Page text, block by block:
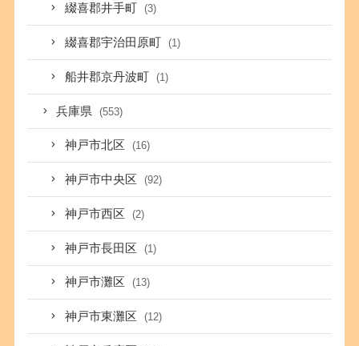
綴喜郡井手町 (3)
綴喜郡宇治田原町 (1)
船井郡京丹波町 (1)
兵庫県 (553)
神戸市北区 (16)
神戸市中央区 (92)
神戸市西区 (2)
神戸市長田区 (1)
神戸市灘区 (13)
神戸市東灘区 (12)